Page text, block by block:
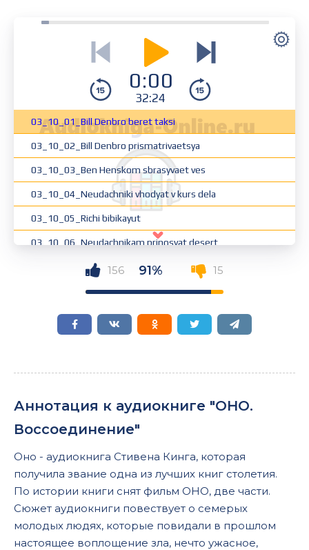
0:00
32:24
03_10_01_Bill Denbro beret taksi
03_10_02_Bill Denbro prismatrivaetsya
03_10_03_Ben Henskom sbrasyvaet ves
03_10_04_Neudachniki vhodyat v kurs dela
03_10_05_Richi bibikayut
03_10_06_Neudachnikam prinosyat desert
03_11_01_Ben Henskom beret v biblioteke knigu
03_11_02_Eddi Kaspbrek lovit myach
03_11_03_Bev Rogan nanosit vizit
03_12_01_Tri nezvanyh gostya
03_12_02_Tri nezvanyh gostya
03_12_03_Tri nezvanyh gostya
03_12_05_Tri nezvanyh gostya
03_12_06_Tri nezvanyh gostya
156 91% 15
Аннотация к аудиокниге "ОНО.
Воссоединение"
Оно - аудиокнига Стивена Кинга, которая
получила звание одна из лучших книг столетия.
По истории книги снят фильм ОНО, две части.
Сюжет аудиокниги повествует о семерых
молодых людях, которые повидали в прошлом
настоящее воплощение зла, нечто ужасное,